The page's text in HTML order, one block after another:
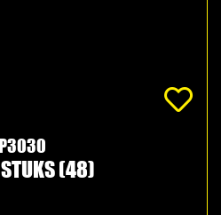
(48)